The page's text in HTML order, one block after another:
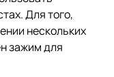
Для того,
нескольких
зажим для